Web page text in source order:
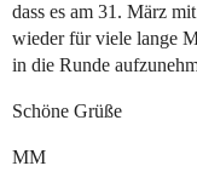
dass es am 31. März
wieder für viele lange
in die Runde
Schöne Grüße
MM